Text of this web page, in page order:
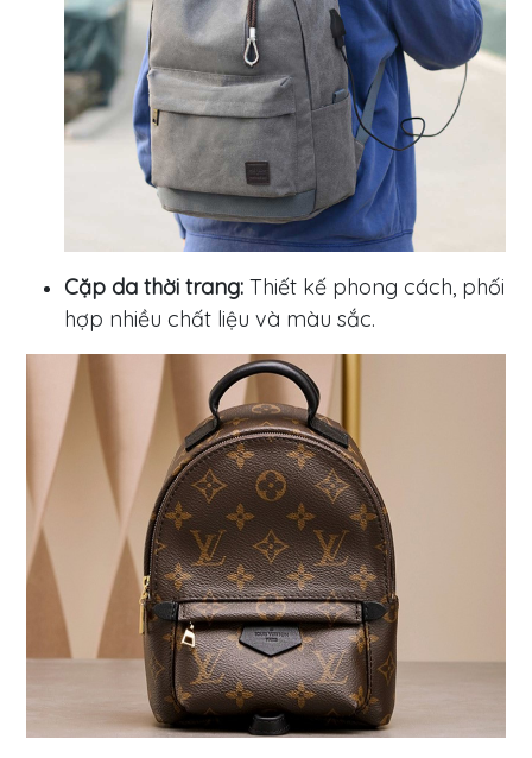
Cặp da thời trang: Thiết kế phong cách, phối
hợp nhiều chất liệu và màu sắc.